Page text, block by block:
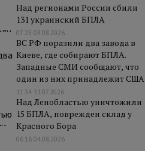
Над регионами России сбили
131 украинский БПЛА
07:25 03.08.2026
ВС РФ поразили два завода в
Киеве, где собирают БПЛА.
Западные СМИ сообщают, что
один из них принадлежит США
11:34 31.07.2026
Над Ленобластью уничтожили
15 БПЛА, поврежден склад у
Красного Бора
06:18 04.08.2026